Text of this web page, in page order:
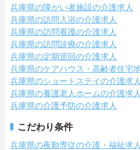
兵庫県の障がい者施設の介護求人
兵庫県の訪問入浴の介護求人
兵庫県の訪問看護の介護求人
兵庫県の訪問診療の介護求人
兵庫県の定期巡回の介護求人
兵庫県のケアハウス・高齢者住宅
兵庫県のショートステイの介護求人
兵庫県の養護老人ホームの介護求人
兵庫県の介護予防の介護求人
こだわり条件
兵庫県の夜勤専従の介護・福祉求人